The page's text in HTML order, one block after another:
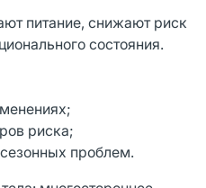
питание, снижают риск
состояния.
риска;
проблем.